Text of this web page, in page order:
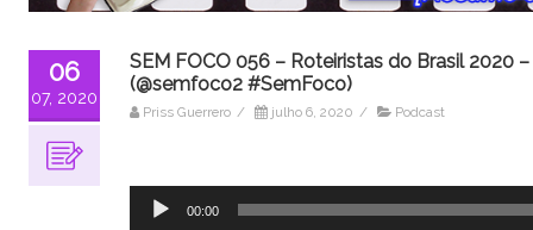
06
07, 2020
SEM FOCO 056 – Roteiristas do Brasil 2020
(@semfoco2 #SemFoco)
Priss Guerrero / julho 6, 2020 / Podcast
de
áudio
00:00